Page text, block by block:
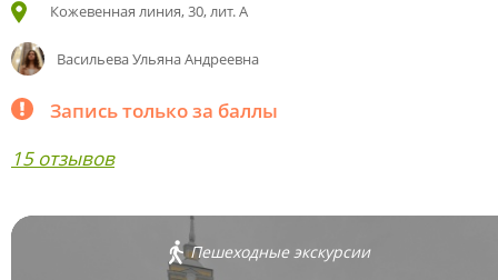
Кожевенная линия, 30, лит. А
Васильева Ульяна Андреевна
Запись только за баллы
15 отзывов
Пешеходные экскурсии